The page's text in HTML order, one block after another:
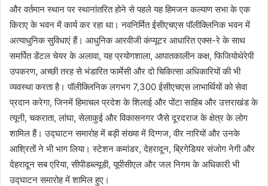
और वर्तमान स्थान पर स्थानांतरित होने से पहले यह हिमजन कल्याण सभा के एक
किराए के भवन में कार्य कर रहा था। नवनिर्मित ईसीएचएस पॉलीक्लिनिक भवन में
अत्याधुनिक सुविधाएं हैं। आधुनिक आरवीजी कंप्यूटर आधारित एक्स-रे के साथ
समर्पित डेंटल चेयर के अलावा, यह प्रयोगशाला, आपातकालीन कक्ष, फिजियोथेरेपी
उपकरण, अच्छी तरह से भंडारित फार्मेसी और दो चिकित्सा अधिकारियों की भी
व्यवस्था करता है। पॉलीक्लिनिक लगभग 7,300 ईसीएचएस लाभार्थियों को सेवा
प्रदान करेगा, जिनमें हिमाचल प्रदेश के शिलाई और पोंटा साहिब और उत्तराखंड के
त्यूनी, चकराता, लांघा, सेलाकुई और विकासनगर जैसे दूरदराज के क्षेत्र के लोग
शामिल हैं। उद्घाटन समारोह में बड़ी संख्या में दिग्गज, वीर नारियों और उनके
आश्रितों ने भी भाग लिया। स्टेशन कमांडर, देहरादून, ब्रिगेडियर संजोग नेगी और
देहरादून सब एरिया, सीपीडब्ल्यूडी, यूपीसीएल और जल निगम के अधिकारी भी
उद्घाटन समारोह में शामिल हुए।